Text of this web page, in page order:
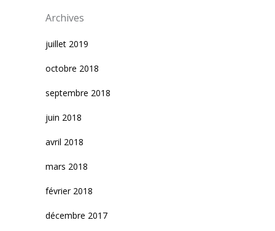
Archives
juillet 2019
octobre 2018
septembre 2018
juin 2018
avril 2018
mars 2018
février 2018
décembre 2017